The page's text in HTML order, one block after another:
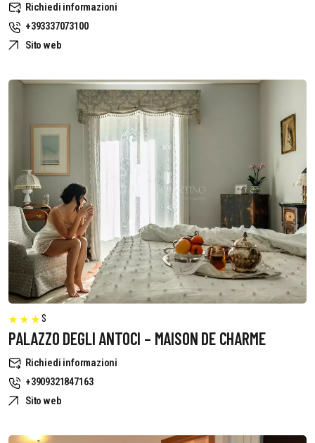
Richiedi informazioni
+393337073100
Sito web
S
PALAZZO DEGLI ANTOCI – MAISON DE CHARME
Richiedi informazioni
+3909321847163
Sito web